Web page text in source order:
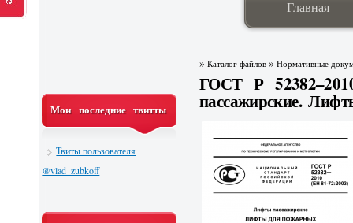
Главная
»Каталог файлов »Нормативные
ГОСТ Р
пассажирские.
Мои последние твитты
Твиты пользователя
@vlad_zubkoff